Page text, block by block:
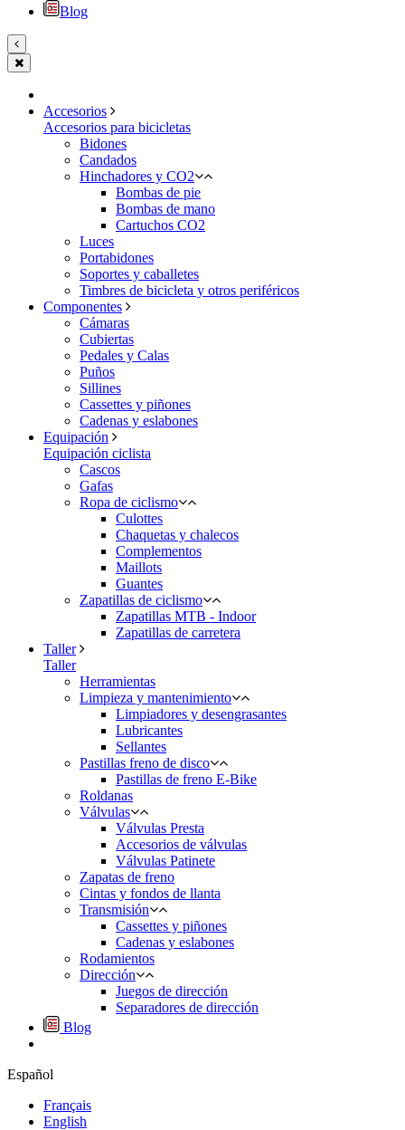
Blog
Accesorios
Accesorios para bicicletas
Bidones
Candados
Hinchadores y CO2
Bombas de pie
Bombas de mano
Cartuchos CO2
Luces
Portabidones
Soportes y caballetes
Timbres de bicicleta y otros periféricos
Componentes
Cámaras
Cubiertas
Pedales y Calas
Puños
Sillines
Cassettes y piñones
Cadenas y eslabones
Equipación
Equipación ciclista
Cascos
Gafas
Ropa de ciclismo
Culottes
Chaquetas y chalecos
Complementos
Maillots
Guantes
Zapatillas de ciclismo
Zapatillas MTB - Indoor
Zapatillas de carretera
Taller
Taller
Herramientas
Limpieza y mantenimiento
Limpiadores y desengrasantes
Lubricantes
Sellantes
Pastillas freno de disco
Pastillas de freno E-Bike
Roldanas
Válvulas
Válvulas Presta
Accesorios de válvulas
Válvulas Patinete
Zapatas de freno
Cintas y fondos de llanta
Transmisión
Cassettes y piñones
Cadenas y eslabones
Rodamientos
Dirección
Juegos de dirección
Separadores de dirección
Blog
Español
Français
English